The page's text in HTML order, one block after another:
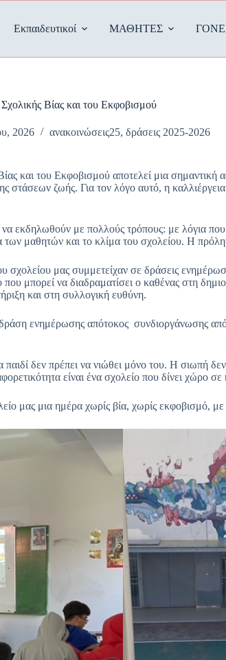
Εκπαιδευτικοί ΜΑΘΗΤΕΣ
Βίας και του Εκφοβισμού
2026 ανακοινώσεις25, δράσεις 2025-2026
και του Εκφοβισμού αποτελεί μια
στάσεων ζωής. Για τον λόγο αυτό, η
εκδηλωθούν με πολλούς τρόπους: με λόγια
των μαθητών και το κλίμα του σχολείου. Η
μας συμμετείχαν σε δράσεις
που μπορεί να διαδραματίσει ο καθένας στη
και στη συλλογική ευθύνη.
ενημέρωσης απότοκος συνδιοργάνωσης
παιδί δεν πρέπει να νιώθει μόνο του. Η σιωπή
είναι ένα σχολείο που δίνει χώρο
μας μια ημέρα χωρίς βία, χωρίς εκφοβισμό,